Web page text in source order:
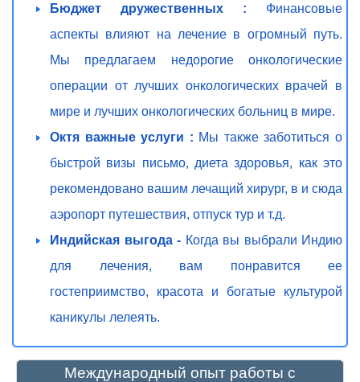
Бюджет дружественных : Финансовые
аспекты влияют на лечение в огромный путь.
Мы предлагаем недорогие онкологические
операции от лучших онкологических врачей в
мире и лучших онкологических больниц в мире.
Октя важные услуги : Мы также заботиться о
быстрой визы письмо, диета здоровья, как это
рекомендовано вашим лечащий хирург, в и сюда
аэропорт путешествия, отпуск тур и т.д.
Индийская выгода - Когда вы выбрали Индию
для лечения, вам понравится ее
гостеприимство, красота и богатые культурой
каникулы лелеять.
Международный опыт работы с